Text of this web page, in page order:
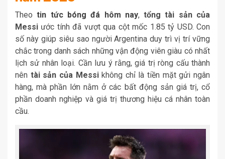
Theotin tức bóng đá hôm nay,tổng tài sản của
Messi ước tính đã vượt qua cột mốc 1.85 tỷ USD. Con
số này giúp siêu sao người Argentina duy trì vị trí vững
chắc trong danh sách những vận động viên giàu có nhất
lịch sử nhân loại. Cần lưu ý rằng, giá trị ròng cấu thành
nên tài sản của Messikhông chỉ là tiền mặt gửi ngân
hàng, mà phần lớn nằm ở các bất động sản giá trị, cổ
phần doanh nghiệp và giá trị thương hiệu cá nhân toàn
cầu.